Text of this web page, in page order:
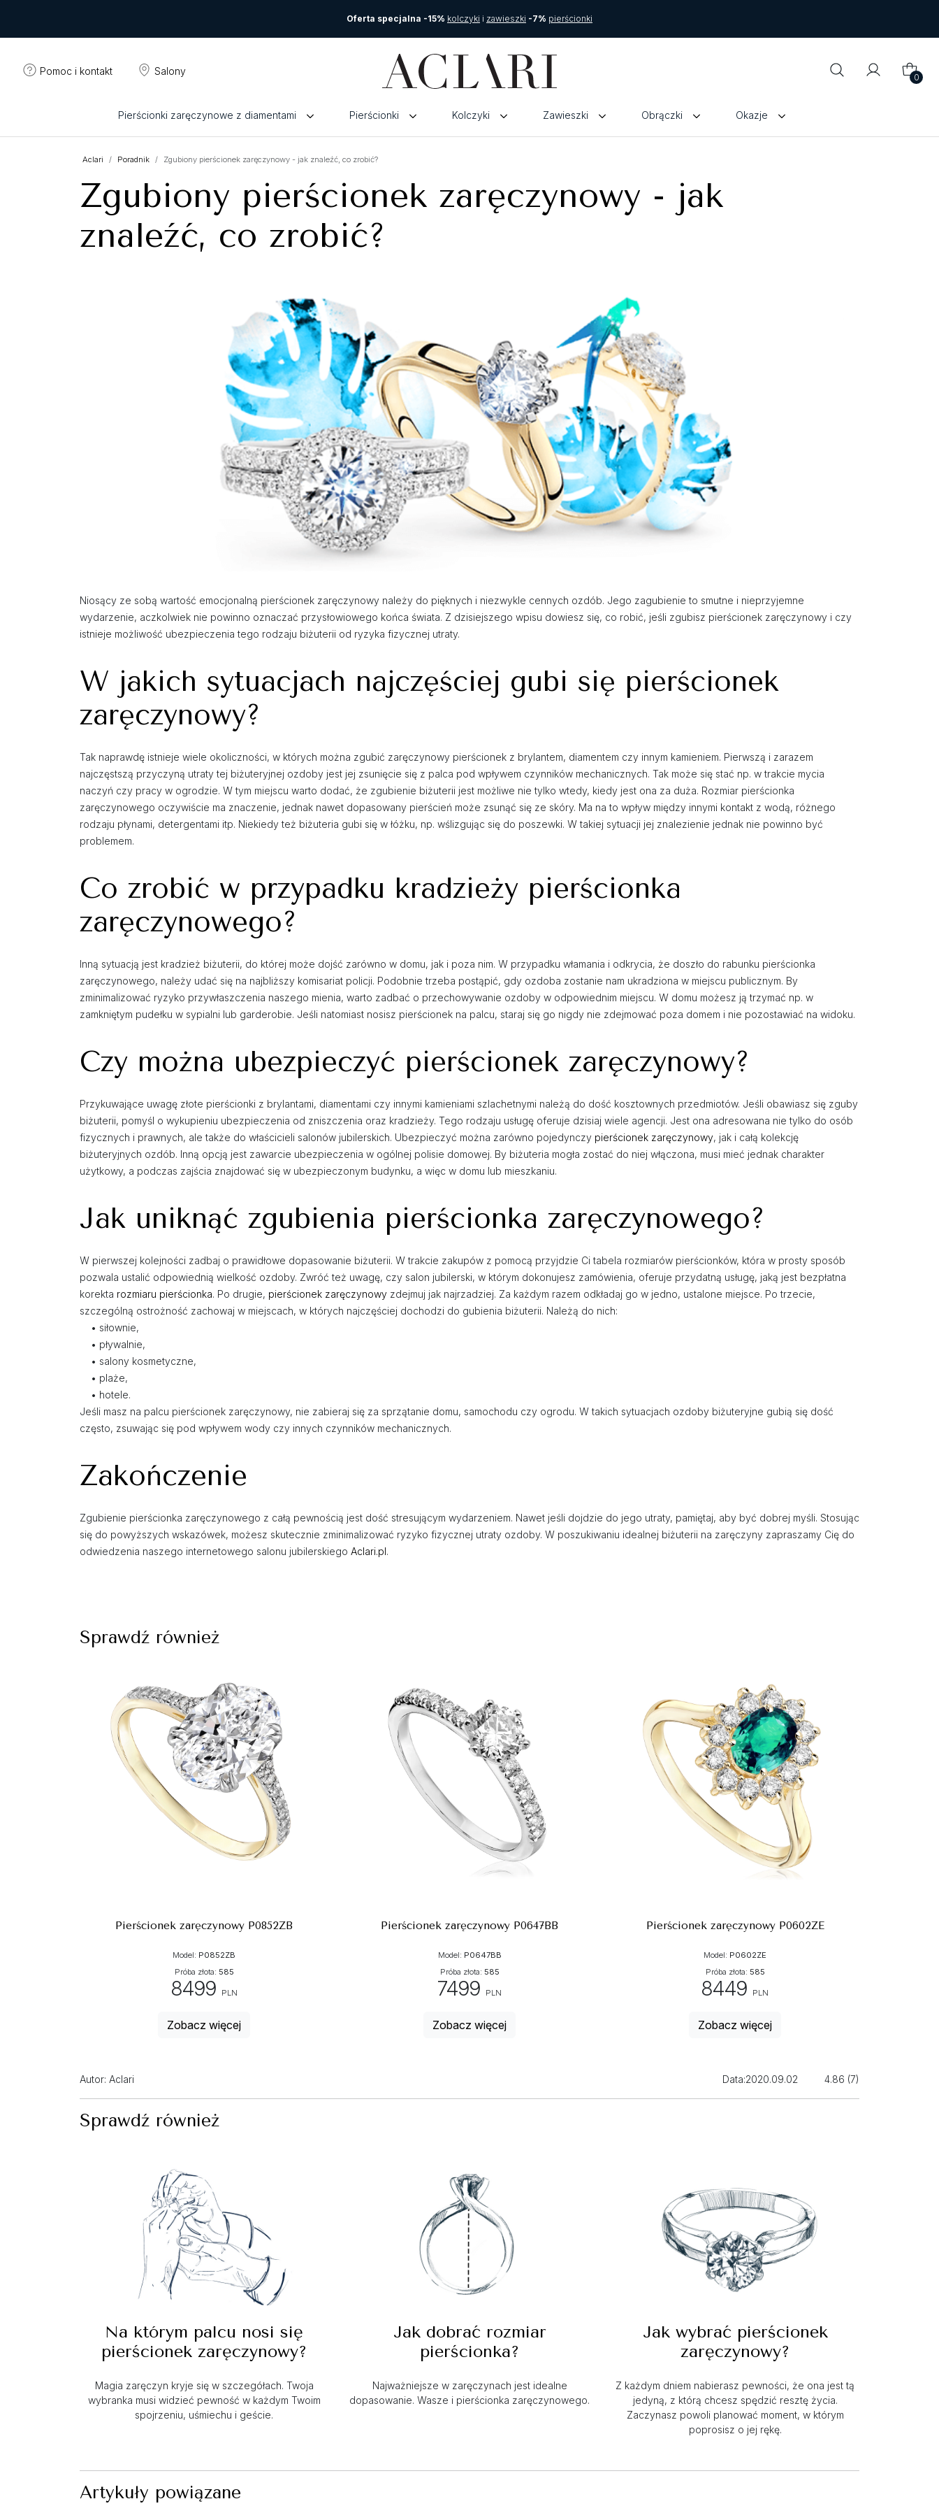
Oferta specjalna -15% kolczyki i zawieszki -7% pierścionki
Pomoc i kontakt Salony
0
Pierścionki zaręczynowe z diamentami Pierścionki Kolczyki Zawieszki Obrączki Okazje
Aclari Poradnik Zgubiony pierścionek zaręczynowy - jak znaleźć, co zrobić?
Zgubiony pierścionek zaręczynowy - jak
znaleźć, co zrobić?
Niosący ze sobą wartość emocjonalną pierścionek zaręczynowy należy do pięknych i niezwykle cennych ozdób. Jego zagubienie to smutne i nieprzyjemne
wydarzenie, aczkolwiek nie powinno oznaczać przysłowiowego końca świata. Z dzisiejszego wpisu dowiesz się, co robić, jeśli zgubisz pierścionek zaręczynowy i czy
istnieje możliwość ubezpieczenia tego rodzaju biżuterii od ryzyka fizycznej utraty.
W jakich sytuacjach najczęściej gubi się pierścionek
zaręczynowy?
Tak naprawdę istnieje wiele okoliczności, w których można zgubić zaręczynowy pierścionek z brylantem, diamentem czy innym kamieniem. Pierwszą i zarazem
najczęstszą przyczyną utraty tej biżuteryjnej ozdoby jest jej zsunięcie się z palca pod wpływem czynników mechanicznych. Tak może się stać np. w trakcie mycia
naczyń czy pracy w ogrodzie. W tym miejscu warto dodać, że zgubienie biżuterii jest możliwe nie tylko wtedy, kiedy jest ona za duża. Rozmiar pierścionka
zaręczynowego oczywiście ma znaczenie, jednak nawet dopasowany pierścień może zsunąć się ze skóry. Ma na to wpływ między innymi kontakt z wodą, różnego
rodzaju płynami, detergentami itp. Niekiedy też biżuteria gubi się w łóżku, np. wślizgując się do poszewki. W takiej sytuacji jej znalezienie jednak nie powinno być
problemem.
Co zrobić w przypadku kradzieży pierścionka
zaręczynowego?
Inną sytuacją jest kradzież biżuterii, do której może dojść zarówno w domu, jak i poza nim. W przypadku włamania i odkrycia, że doszło do rabunku pierścionka
zaręczynowego, należy udać się na najbliższy komisariat policji. Podobnie trzeba postąpić, gdy ozdoba zostanie nam ukradziona w miejscu publicznym. By
zminimalizować ryzyko przywłaszczenia naszego mienia, warto zadbać o przechowywanie ozdoby w odpowiednim miejscu. W domu możesz ją trzymać np. w
zamkniętym pudełku w sypialni lub garderobie. Jeśli natomiast nosisz pierścionek na palcu, staraj się go nigdy nie zdejmować poza domem i nie pozostawiać na widoku.
Czy można ubezpieczyć pierścionek zaręczynowy?
Przykuwające uwagę złote pierścionki z brylantami, diamentami czy innymi kamieniami szlachetnymi należą do dość kosztownych przedmiotów. Jeśli obawiasz się zguby
biżuterii, pomyśl o wykupieniu ubezpieczenia od zniszczenia oraz kradzieży. Tego rodzaju usługę oferuje dzisiaj wiele agencji. Jest ona adresowana nie tylko do osób
fizycznych i prawnych, ale także do właścicieli salonów jubilerskich. Ubezpieczyć można zarówno pojedynczy pierścionek zaręczynowy, jak i całą kolekcję
biżuteryjnych ozdób. Inną opcją jest zawarcie ubezpieczenia w ogólnej polisie domowej. By biżuteria mogła zostać do niej włączona, musi mieć jednak charakter
użytkowy, a podczas zajścia znajdować się w ubezpieczonym budynku, a więc w domu lub mieszkaniu.
Jak uniknąć zgubienia pierścionka zaręczynowego?
W pierwszej kolejności zadbaj o prawidłowe dopasowanie biżuterii. W trakcie zakupów z pomocą przyjdzie Ci tabela rozmiarów pierścionków, która w prosty sposób
pozwala ustalić odpowiednią wielkość ozdoby. Zwróć też uwagę, czy salon jubilerski, w którym dokonujesz zamówienia, oferuje przydatną usługę, jaką jest bezpłatna
korekta rozmiaru pierścionka. Po drugie, pierścionek zaręczynowy zdejmuj jak najrzadziej. Za każdym razem odkładaj go w jedno, ustalone miejsce. Po trzecie,
szczególną ostrożność zachowaj w miejscach, w których najczęściej dochodzi do gubienia biżuterii. Należą do nich:
• siłownie,
• pływalnie,
• salony kosmetyczne,
• plaże,
• hotele.
Jeśli masz na palcu pierścionek zaręczynowy, nie zabieraj się za sprzątanie domu, samochodu czy ogrodu. W takich sytuacjach ozdoby biżuteryjne gubią się dość
często, zsuwając się pod wpływem wody czy innych czynników mechanicznych.
Zakończenie
Zgubienie pierścionka zaręczynowego z całą pewnością jest dość stresującym wydarzeniem. Nawet jeśli dojdzie do jego utraty, pamiętaj, aby być dobrej myśli. Stosując
się do powyższych wskazówek, możesz skutecznie zminimalizować ryzyko fizycznej utraty ozdoby. W poszukiwaniu idealnej biżuterii na zaręczyny zapraszamy Cię do
odwiedzenia naszego internetowego salonu jubilerskiego Aclari.pl.
Sprawdź również
Pierścionek zaręczynowy P0852ZB
Model: P0852ZB
Próba złota: 585
8499 PLN
Zobacz więcej
Pierścionek zaręczynowy P0647BB
Model: P0647BB
Próba złota: 585
7499 PLN
Zobacz więcej
Pierścionek zaręczynowy P0602ZE
Model: P0602ZE
Próba złota: 585
8449 PLN
Zobacz więcej
Autor: Aclari Data:2020.09.02 4.86 (7)
Sprawdź również
Na którym palcu nosi się
pierścionek zaręczynowy?
Magia zaręczyn kryje się w szczegółach. Twoja
wybranka musi widzieć pewność w każdym Twoim
spojrzeniu, uśmiechu i geście.
Jak dobrać rozmiar
pierścionka?
Najważniejsze w zaręczynach jest idealne
dopasowanie. Wasze i pierścionka zaręczynowego.
Jak wybrać pierścionek
zaręczynowy?
Z każdym dniem nabierasz pewności, że ona jest tą
jedyną, z którą chcesz spędzić resztę życia.
Zaczynasz powoli planować moment, w którym
poprosisz o jej rękę.
Artykuły powiązane